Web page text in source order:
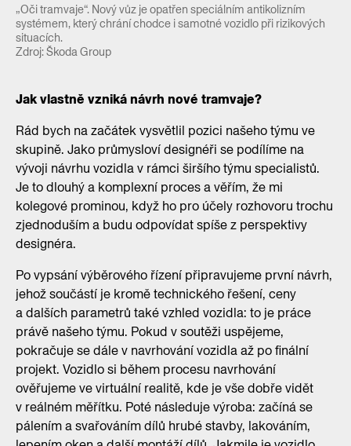
„Oči tramvaje“. Nový vůz je opatřen speciálním antikolizním
systémem, který chrání chodce i samotné vozidlo při rizikových
situacích.
Zdroj: Škoda Group
Jak vlastně vzniká návrh nové tramvaje?
Rád bych na začátek vysvětlil pozici našeho týmu ve
skupině. Jako průmysloví designéři se podílíme na
vývoji návrhu vozidla v rámci širšího týmu specialistů.
Je to dlouhý a komplexní proces a věřím, že mi
kolegové prominou, když ho pro účely rozhovoru trochu
zjednoduším a budu odpovídat spíše z perspektivy
designéra.
Po vypsání výběrového řízení připravujeme první návrh,
jehož součástí je kromě technického řešení, ceny
a dalších parametrů také vzhled vozidla: to je práce
právě našeho týmu. Pokud v soutěži uspějeme,
pokračuje se dále v navrhování vozidla až po finální
projekt. Vozidlo si během procesu navrhování
ověřujeme ve virtuální realitě, kde je vše dobře vidět
v reálném měřítku. Poté následuje výroba: začíná se
pálením a svařováním dílů hrubé stavby, lakováním,